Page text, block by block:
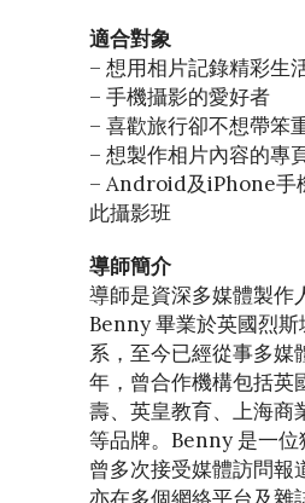
適合對象
– 想用相片記錄精彩生
– 手機攝影的愛好者
– 喜歡旅行卻不想帶笨
– 想製作相片內容的專
– Android及iPhone手
此攝影班
導師簡介
導師是資深多媒體製作
Benny 畢業於英國烈斯
系，至今已經從事多媒
年，曾合作機構包括英
壽、英皇教育、上海商
等品牌。Benny 是一位
曾多次接受媒體訪問報